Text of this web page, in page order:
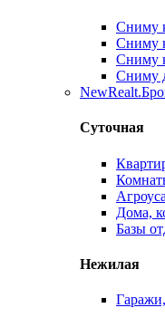
Сниму
Сниму
Сниму
Сниму
New
Суточная
Дома,
Базы
Нежилая